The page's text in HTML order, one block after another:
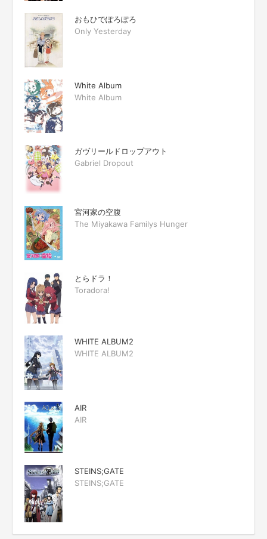
おもひでぽろぽろ
Only Yesterday
White Album
White Album
ガヴリールドロップアウト
Gabriel Dropout
宮河家の空腹
The Miyakawa Familys Hunger
とらドラ！
Toradora!
WHITE ALBUM2
WHITE ALBUM2
AIR
AIR
STEINS;GATE
STEINS;GATE